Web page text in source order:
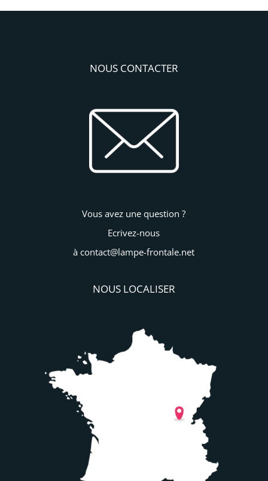
NOUS CONTACTER
Vous avez une question ?
Ecrivez-nous
à contact@lampe-frontale.net
NOUS LOCALISER